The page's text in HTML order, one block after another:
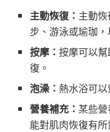
主動恢復： 主動
步、游泳或瑜珈
按摩：按摩可以
復。
泡澡： 熱水浴可
營養補充： 某些
能對肌肉恢復有